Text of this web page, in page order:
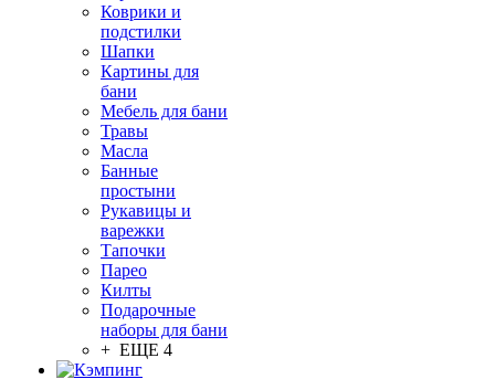
Коврики и
подстилки
Шапки
Картины для
бани
Мебель для бани
Травы
Масла
Банные
простыни
Рукавицы и
варежки
Тапочки
Парео
Килты
Подарочные
наборы для бани
+ ЕЩЕ 4